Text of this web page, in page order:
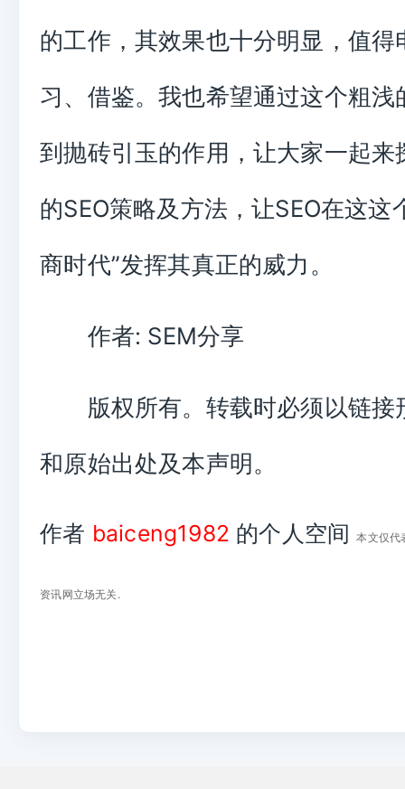
的工作，其效果也十分明显，值得
习、借鉴。我也希望通过这个粗浅
到抛砖引玉的作用，让大家一起来
的SEO策略及方法，让SEO在这这
商时代”发挥其真正的威力。
作者: SEM分享
版权所有。转载时必须以链接
和原始出处及本声明。
作者 baiceng1982 的个人空间本文仅代
资讯网立场无关.